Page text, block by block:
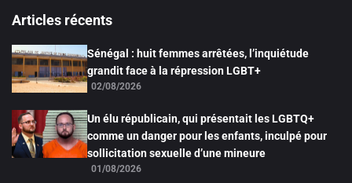
Articles récents
Sénégal : huit femmes arrêtées, l’inquiétude
grandit face à la répression LGBT+
02/08/2026
Un élu républicain, qui présentait les LGBTQ+
comme un danger pour les enfants, inculpé pour
sollicitation sexuelle d’une mineure
01/08/2026